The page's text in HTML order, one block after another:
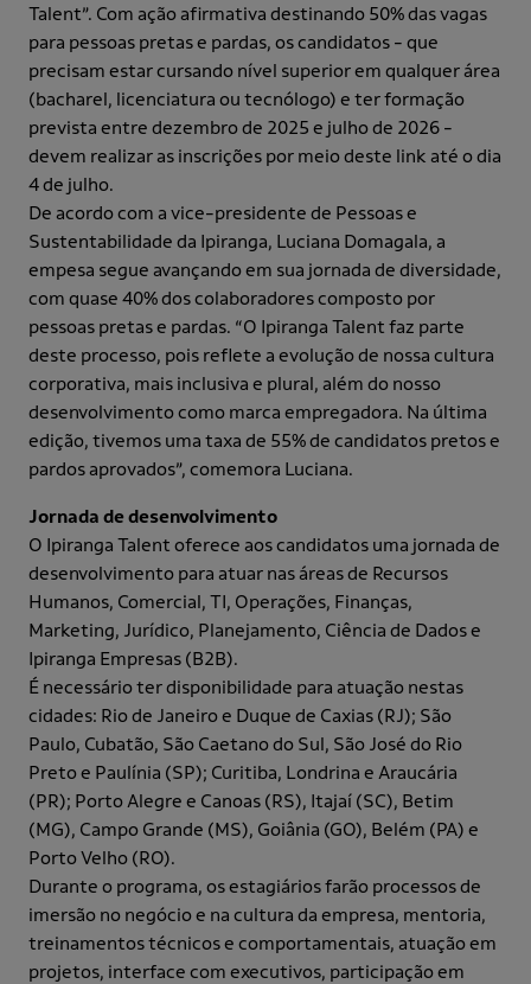
Talent”. Com ação afirmativa destinando 50% das vagas
para pessoas pretas e pardas, os candidatos - que
precisam estar cursando nível superior em qualquer área
(bacharel, licenciatura ou tecnólogo) e ter formação
prevista entre dezembro de 2025 e julho de 2026 -
devem realizar as inscrições por meio deste link até o dia
4 de julho.
De acordo com a vice-presidente de Pessoas e
Sustentabilidade da Ipiranga, Luciana Domagala, a
empesa segue avançando em sua jornada de diversidade,
com quase 40% dos colaboradores composto por
pessoas pretas e pardas. “O Ipiranga Talent faz parte
deste processo, pois reflete a evolução de nossa cultura
corporativa, mais inclusiva e plural, além do nosso
desenvolvimento como marca empregadora. Na última
edição, tivemos uma taxa de 55% de candidatos pretos e
pardos aprovados”, comemora Luciana.
Jornada de desenvolvimento
O Ipiranga Talent oferece aos candidatos uma jornada de
desenvolvimento para atuar nas áreas de Recursos
Humanos, Comercial, TI, Operações, Finanças,
Marketing, Jurídico, Planejamento, Ciência de Dados e
Ipiranga Empresas (B2B).
É necessário ter disponibilidade para atuação nestas
cidades: Rio de Janeiro e Duque de Caxias (RJ); São
Paulo, Cubatão, São Caetano do Sul, São José do Rio
Preto e Paulínia (SP); Curitiba, Londrina e Araucária
(PR); Porto Alegre e Canoas (RS), Itajaí (SC), Betim
(MG), Campo Grande (MS), Goiânia (GO), Belém (PA) e
Porto Velho (RO).
Durante o programa, os estagiários farão processos de
imersão no negócio e na cultura da empresa, mentoria,
treinamentos técnicos e comportamentais, atuação em
projetos, interface com executivos, participação em